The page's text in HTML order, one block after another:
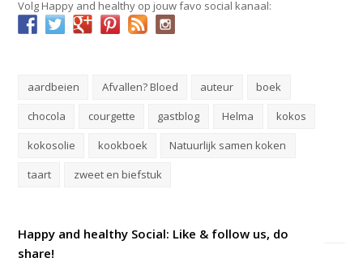
Volg Happy and healthy op jouw favo social kanaal:
aardbeien Afvallen? Bloed auteur
boek
chocola
courgette gastblog Helma
kokos
kokosolie
kookboek
Natuurlijk samen koken
taart
zweet en biefstuk
Happy and healthy Social: Like & follow us, do
share!